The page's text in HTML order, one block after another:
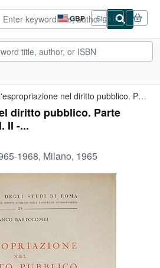
GBP
Site
shopping
preferences
Sign in
L'espropriazione nel diritto pubblico. Parte generale. Vol. I; ...
diritto pubblico. Parte
II -...
1968, Milano, 1965